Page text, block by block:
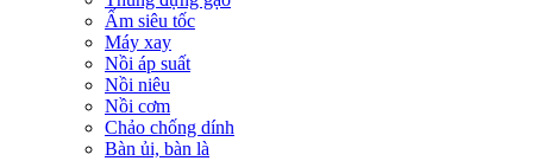
Ấm siêu tốc
Máy xay
Nồi áp suất
Nồi niêu
Nồi cơm
Chảo chống dính
Bàn ủi, bàn là